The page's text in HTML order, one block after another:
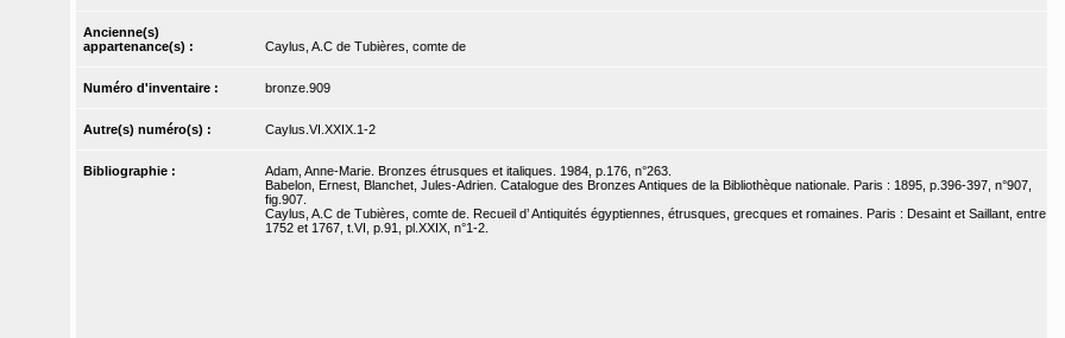
Ancienne(s)
appartenance(s) :
Caylus, A.C de Tubières, comte de
Numéro d'inventaire : bronze.909
Autre(s) numéro(s) : Caylus.VI.XXIX.1-2
Bibliographie :
Adam, Anne-Marie. Bronzes étrusques et italiques. 1984, p.176, n°263.
Babelon, Ernest, Blanchet, Jules-Adrien. Catalogue des Bronzes Antiques de la Bibliothèque nationale. Paris : 1895, p.396-397, n°907,
fig.907.
Caylus, A.C de Tubières, comte de. Recueil d’ Antiquités égyptiennes, étrusques, grecques et romaines. Paris : Desaint et Saillant, entre
1752 et 1767, t.VI, p.91, pl.XXIX, n°1-2.